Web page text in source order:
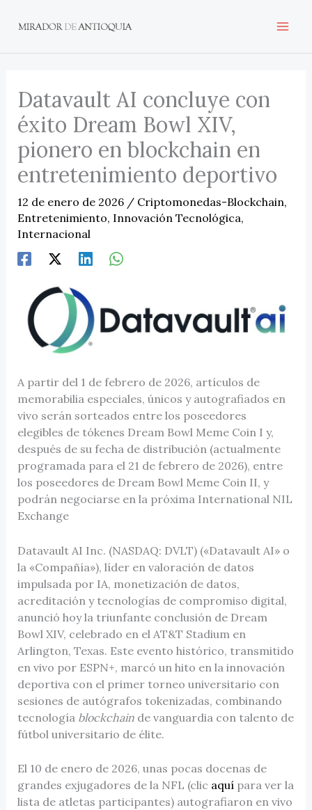
Datavault AI concluye con
éxito Dream Bowl XIV,
pionero en blockchain en
entretenimiento deportivo
12 de enero de 2026 / Criptomonedas-Blockchain,
Entretenimiento, Innovación Tecnológica,
Internacional
A partir del 1 de febrero de 2026, artículos de
memorabilia especiales, únicos y autografiados en
vivo serán sorteados entre los poseedores
elegibles de tókenes Dream Bowl Meme Coin I y,
después de su fecha de distribución (actualmente
programada para el 21 de febrero de 2026), entre
los poseedores de Dream Bowl Meme Coin II, y
podrán negociarse en la próxima International NIL
Exchange
Datavault AI Inc. (NASDAQ: DVLT) («Datavault AI» o
la «Compañía»), líder en valoración de datos
impulsada por IA, monetización de datos,
acreditación y tecnologías de compromiso digital,
anunció hoy la triunfante conclusión de Dream
Bowl XIV, celebrado en el AT&T Stadium en
Arlington, Texas. Este evento histórico, transmitido
en vivo por ESPN+, marcó un hito en la innovación
deportiva con el primer torneo universitario con
sesiones de autógrafos tokenizadas, combinando
tecnología blockchain de vanguardia con talento de
fútbol universitario de élite.
El 10 de enero de 2026, unas pocas docenas de
grandes exjugadores de la NFL (clic aquípara ver la
lista de atletas participantes) autografiaron en vivo